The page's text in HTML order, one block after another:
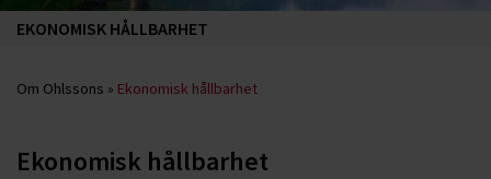
EKONOMISK HÅLLBARHET
Om Ohlssons » Ekonomisk hållbarhet
Ekonomisk hållbarhet